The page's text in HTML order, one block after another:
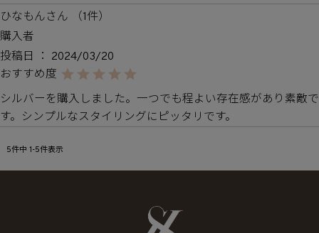
ひなもん
1
購入者
投稿日
2024/03/20
シルバーを購入しました。一つでも程よい存在感があり素敵で
す。シンプルなスタイリングにピッタリです。
5件中 1-5件表示